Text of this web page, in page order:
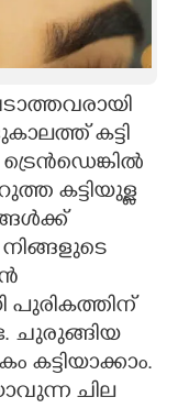
കട്ടി
കട്ടിയുള്ള
നിങ്ങളുടെ
പുരികത്തിന്
ചുരുങ്ങിയ
കട്ടിയാക്കാം.
ചില